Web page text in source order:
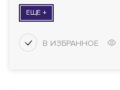
ЕЩЕ +